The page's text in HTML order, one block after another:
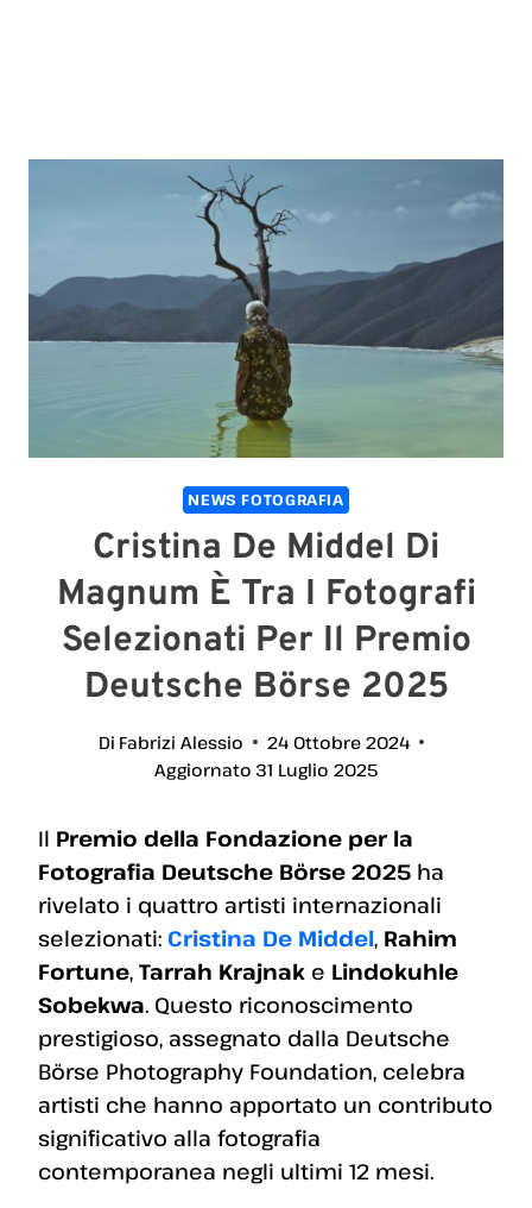
NEWS FOTOGRAFIA
Cristina De Middel Di
Magnum È Tra I Fotografi
Selezionati Per Il Premio
Deutsche Börse 2025
Di Fabrizi Alessio
24 Ottobre 2024
Aggiornato 31 Luglio 2025
Il Premio della Fondazione per la
Fotografia Deutsche Börse 2025 ha
rivelato i quattro artisti internazionali
selezionati: Cristina De Middel, Rahim
Fortune, Tarrah Krajnak e Lindokuhle
Sobekwa. Questo riconoscimento
prestigioso, assegnato dalla Deutsche
Börse Photography Foundation, celebra
artisti che hanno apportato un contributo
significativo alla fotografia
contemporanea negli ultimi 12 mesi.